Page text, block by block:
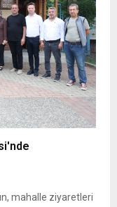
mahalle ziyaretleri